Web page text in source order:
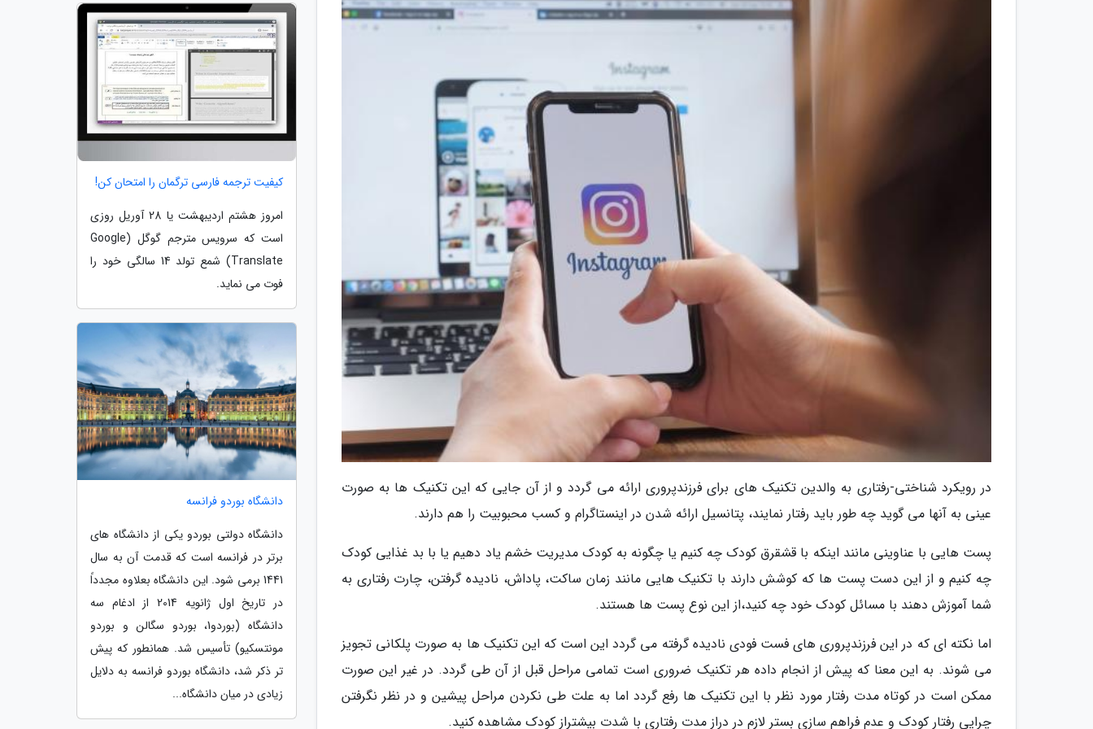
در رویکرد شناختی-رفتاری به والدین تکنیک های برای فرزندپروری ارائه می گردد و از آن جایی که این تکنیک ها به صورت
عینی به آنها می گوید چه طور باید رفتار نمایند، پتانسیل ارائه شدن در اینستاگرام و کسب محبوبیت را هم دارند.
پست هایی با عناوینی مانند اینکه با قشقرق کودک چه کنیم یا چگونه به کودک مدیریت خشم یاد دهیم یا با بد غذایی کودک
چه کنیم و از این دست پست ها که کوشش دارند با تکنیک هایی مانند زمان ساکت، پاداش، نادیده گرفتن، چارت رفتاری به
شما آموزش دهند با مسائل کودک خود چه کنید،از این نوع پست ها هستند.
اما نکته ای که در این فرزندپروری های فست فودی نادیده گرفته می گردد این است که این تکنیک ها به صورت پلکانی تجویز
می شوند. به این معنا که پیش از انجام داده هر تکنیک ضروری است تمامی مراحل قبل از آن طی گردد. در غیر این صورت
ممکن است در کوتاه مدت رفتار مورد نظر با این تکنیک ها رفع گردد اما به علت طی نکردن مراحل پیشین و در نظر نگرفتن
چرایی رفتار کودک و عدم فراهم سازی بستر لازم در دراز مدت رفتاری با شدت بیشتراز کودک مشاهده کنید.
کیفیت ترجمه فارسی ترگمان را امتحان کن!
امروز هشتم اردیبهشت یا 28 آوریل روزی
است که سرویس مترجم گوگل (Google
Translate) شمع تولد 14 سالگی خود را
فوت می نماید.
دانشگاه بوردو فرانسه
دانشگاه دولتی بوردو یکی از دانشگاه های
برتر در فرانسه است که قدمت آن به سال
1441 برمی شود. این دانشگاه بعلاوه مجدداً
در تاریخ اول ژانویه 2014 از ادغام سه
دانشگاه (بوردو1، بوردو سگالن و بوردو
مونتسکیو) تأسیس شد. همانطور که پیش
تر ذکر شد، دانشگاه بوردو فرانسه به دلایل
زیادی در میان دانشگاه...